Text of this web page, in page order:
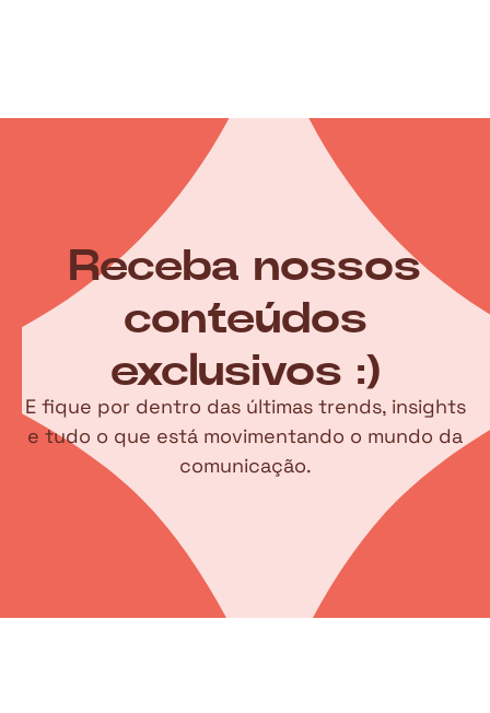
Receba nossos
conteúdos
exclusivos :)
E fique por dentro das últimas trends, insights
e tudo o que está movimentando o mundo da
comunicação.